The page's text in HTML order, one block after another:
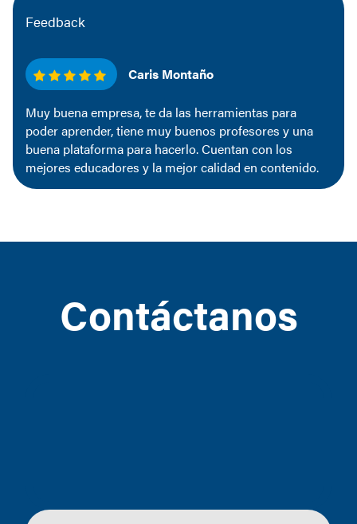
Feedback
Caris Montaño
Muy buena empresa, te da las herramientas para
poder aprender, tiene muy buenos profesores y una
buena plataforma para hacerlo. Cuentan con los
mejores educadores y la mejor calidad en contenido.
Contáctanos